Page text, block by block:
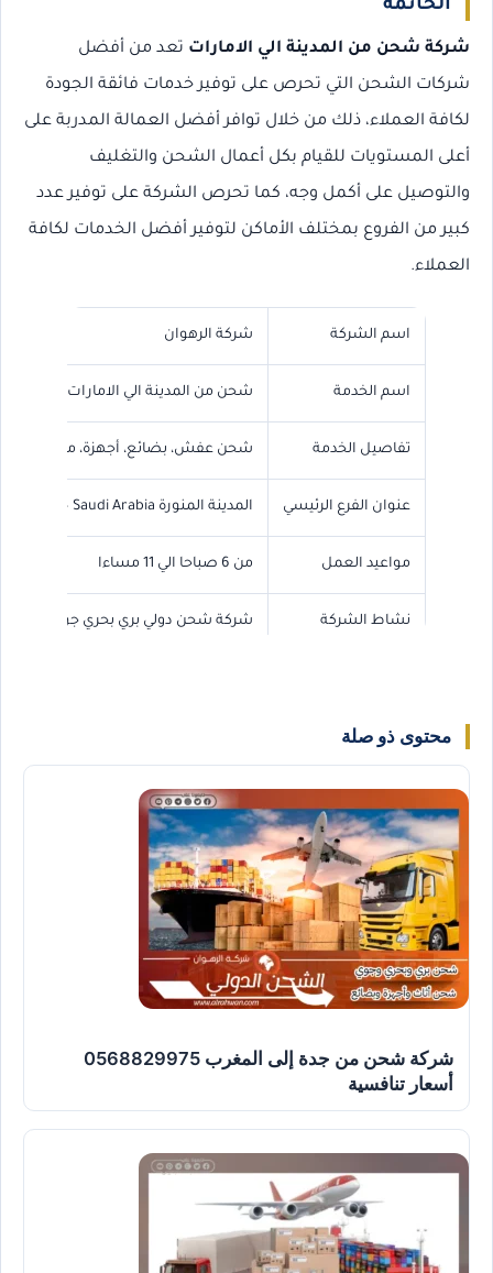
الخاتمة
شركة شحن من المدينة الي الامارات تعد من أفضل
شركات الشحن التي تحرص على توفير خدمات فائقة الجودة
لكافة العملاء، ذلك من خلال توافر أفضل العمالة المدربة على
أعلى المستويات للقيام بكل أعمال الشحن والتغليف
والتوصيل على أكمل وجه، كما تحرص الشركة على توفير عدد
كبير من الفروع بمختلف الأماكن لتوفير أفضل الخدمات لكافة
العملاء.
اسم الشركة شركة الرهوان
اسم الخدمة شحن من المدينة الي الامارات
تفاصيل الخدمة شحن عفش، بضائع، أجهزة، معدات،
عنوان الفرع الرئيسي المدينة المنورة AL Madinah AL Munawwarah – Saudi Arabia
مواعيد العمل من 6 صباحا الي 11 مساءا
نشاط الشركة شركة شحن دولي بري بحري جوي
رقم الواتس اب
محتوى ذو صلة
شركة شحن من جدة إلى المغرب 0568829975
أسعار تنافسية